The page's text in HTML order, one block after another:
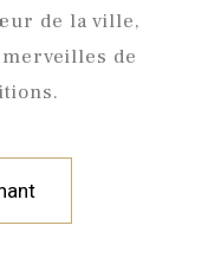
de la ville,
de